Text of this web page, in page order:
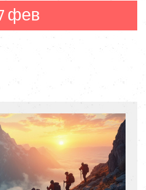
Всё по делу и на
наблюдений.
фев